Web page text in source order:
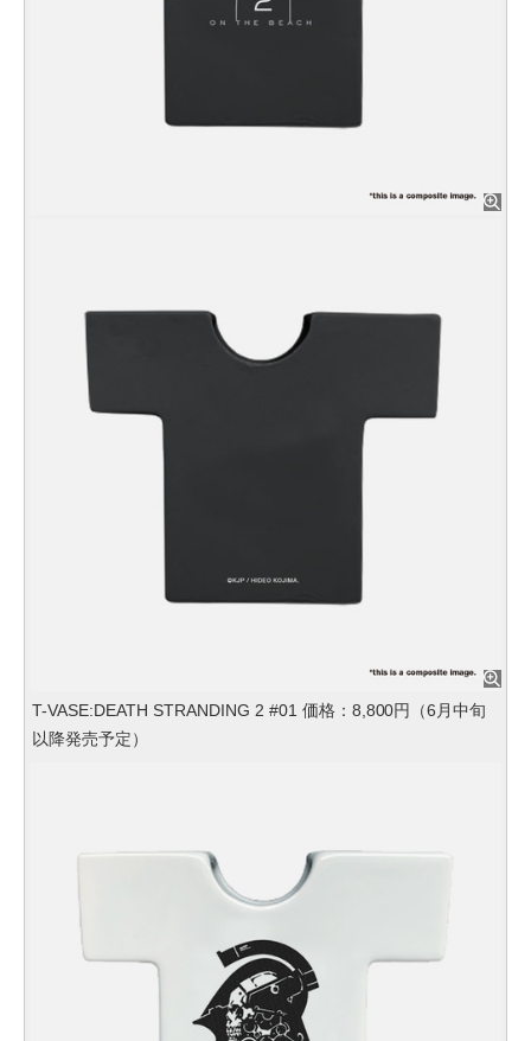
T-VASE:DEATH STRANDING 2 #01 価格：8,800円（6月中旬
以降発売予定）